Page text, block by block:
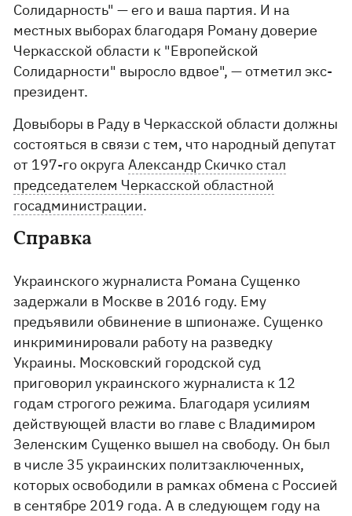
Солидарность" — его и ваша партия. И на
местных выборах благодаря Роману доверие
Черкасской области к "Европейской
Солидарности" выросло вдвое", — отметил экс-
президент.
Довыборы в Раду в Черкасской области должны
состояться в связи с тем, что народный депутат
от 197-го округаАлександр Скичко стал
председателем Черкасской областной
госадминистрации.
Справка
Украинского журналиста Романа Сущенко
задержали в Москве в 2016 году. Ему
предъявили обвинение в шпионаже. Сущенко
инкриминировали работу на разведку
Украины. Московский городской суд
приговорил украинского журналиста к 12
годам строгого режима. Благодаря усилиям
действующей власти во главе с Владимиром
Зеленским Сущенко вышел на свободу. Он был
в числе 35 украинских политзаключенных,
которых освободили в рамках обмена с Россией
в сентябре 2019 года. А в следующем году на